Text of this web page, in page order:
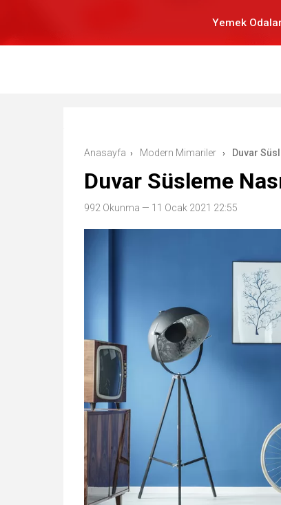
Yemek
Anasayfa › Modern Mimariler › Duvar
Duvar Süsleme
992 Okunma — 11 Ocak 2021 22:55